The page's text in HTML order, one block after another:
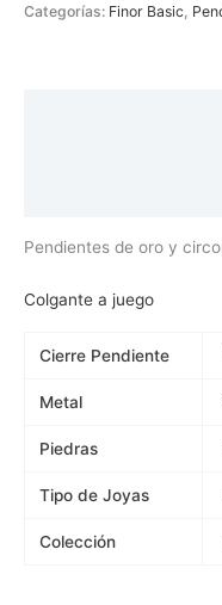
Categorías: Finor Basic
Pendientes de oro y
Colgante a juego
Cierre Pendiente
Metal
Piedras
Tipo de Joyas
Colección